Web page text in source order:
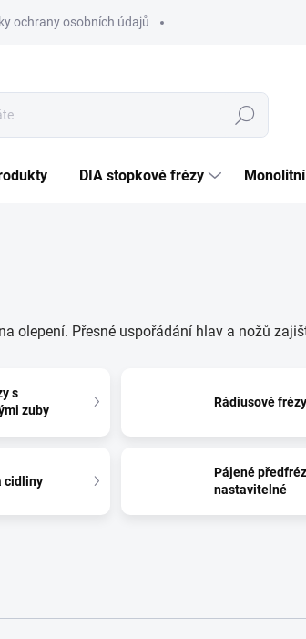
ochrany osobních údajů
Hledat
DIA stopkové frézy
olepení. Přesné uspořádání hlav a nožů
s
zuby
Rádiusové
cidliny
Pájené
nastavitelné